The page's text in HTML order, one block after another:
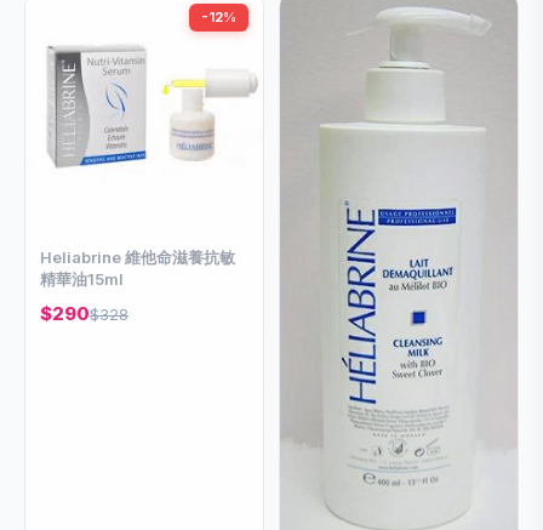
-12%
Heliabrine 維他命滋養抗敏
精華油15ml
$290$328